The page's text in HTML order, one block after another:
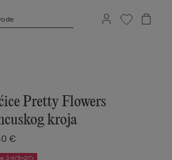
Pretty Flowers
kroja
€
3+1/5+2